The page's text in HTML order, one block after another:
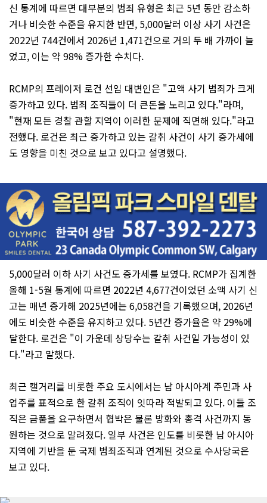
신 통계에 따르면 대부분의 범죄 유형은 최근 5년 동안 감소하
거나 비슷한 수준을 유지한 반면, 5,000달러 이상 사기 사건은
2022년 744건에서 2026년 1,471건으로 거의 두 배 가까이 늘
었고, 이는 약 98% 증가한 수치다.
RCMP의 프레이저 로건 선임 대변인은 "고액 사기 범죄가 크게
증가하고 있다. 범죄 조직들이 더 큰돈을 노리고 있다."라며,
"현재 모든 경찰 관할 지역이 이러한 문제에 직면해 있다."라고
전했다. 로건은 최근 증가하고 있는 갈취 사건이 사기 증가세에
도 영향을 미친 것으로 보고 있다고 설명했다.
5,000달러 이하 사기 사건도 증가세를 보였다. RCMP가 집계한
올해 1-5월 통계에 따르면 2022년 4,677건이었던 소액 사기 신
고는 매년 증가해 2025년에는 6,058건을 기록했으며, 2026년
에도 비슷한 수준을 유지하고 있다. 5년간 증가율은 약 29%에
달한다. 로건은 "이 가운데 상당수는 갈취 사건일 가능성이 있
다."라고 말했다.
최근 캘거리를 비롯한 주요 도시에서는 남 아시아계 주민과 사
업주를 표적으로 한 갈취 조직이 잇따라 적발되고 있다. 이들 조
직은 금품을 요구하면서 협박은 물론 방화와 총격 사건까지 동
원하는 것으로 알려졌다. 일부 사건은 인도를 비롯한 남 아시아
지역에 기반을 둔 국제 범죄조직과 연계된 것으로 수사당국은
보고 있다.